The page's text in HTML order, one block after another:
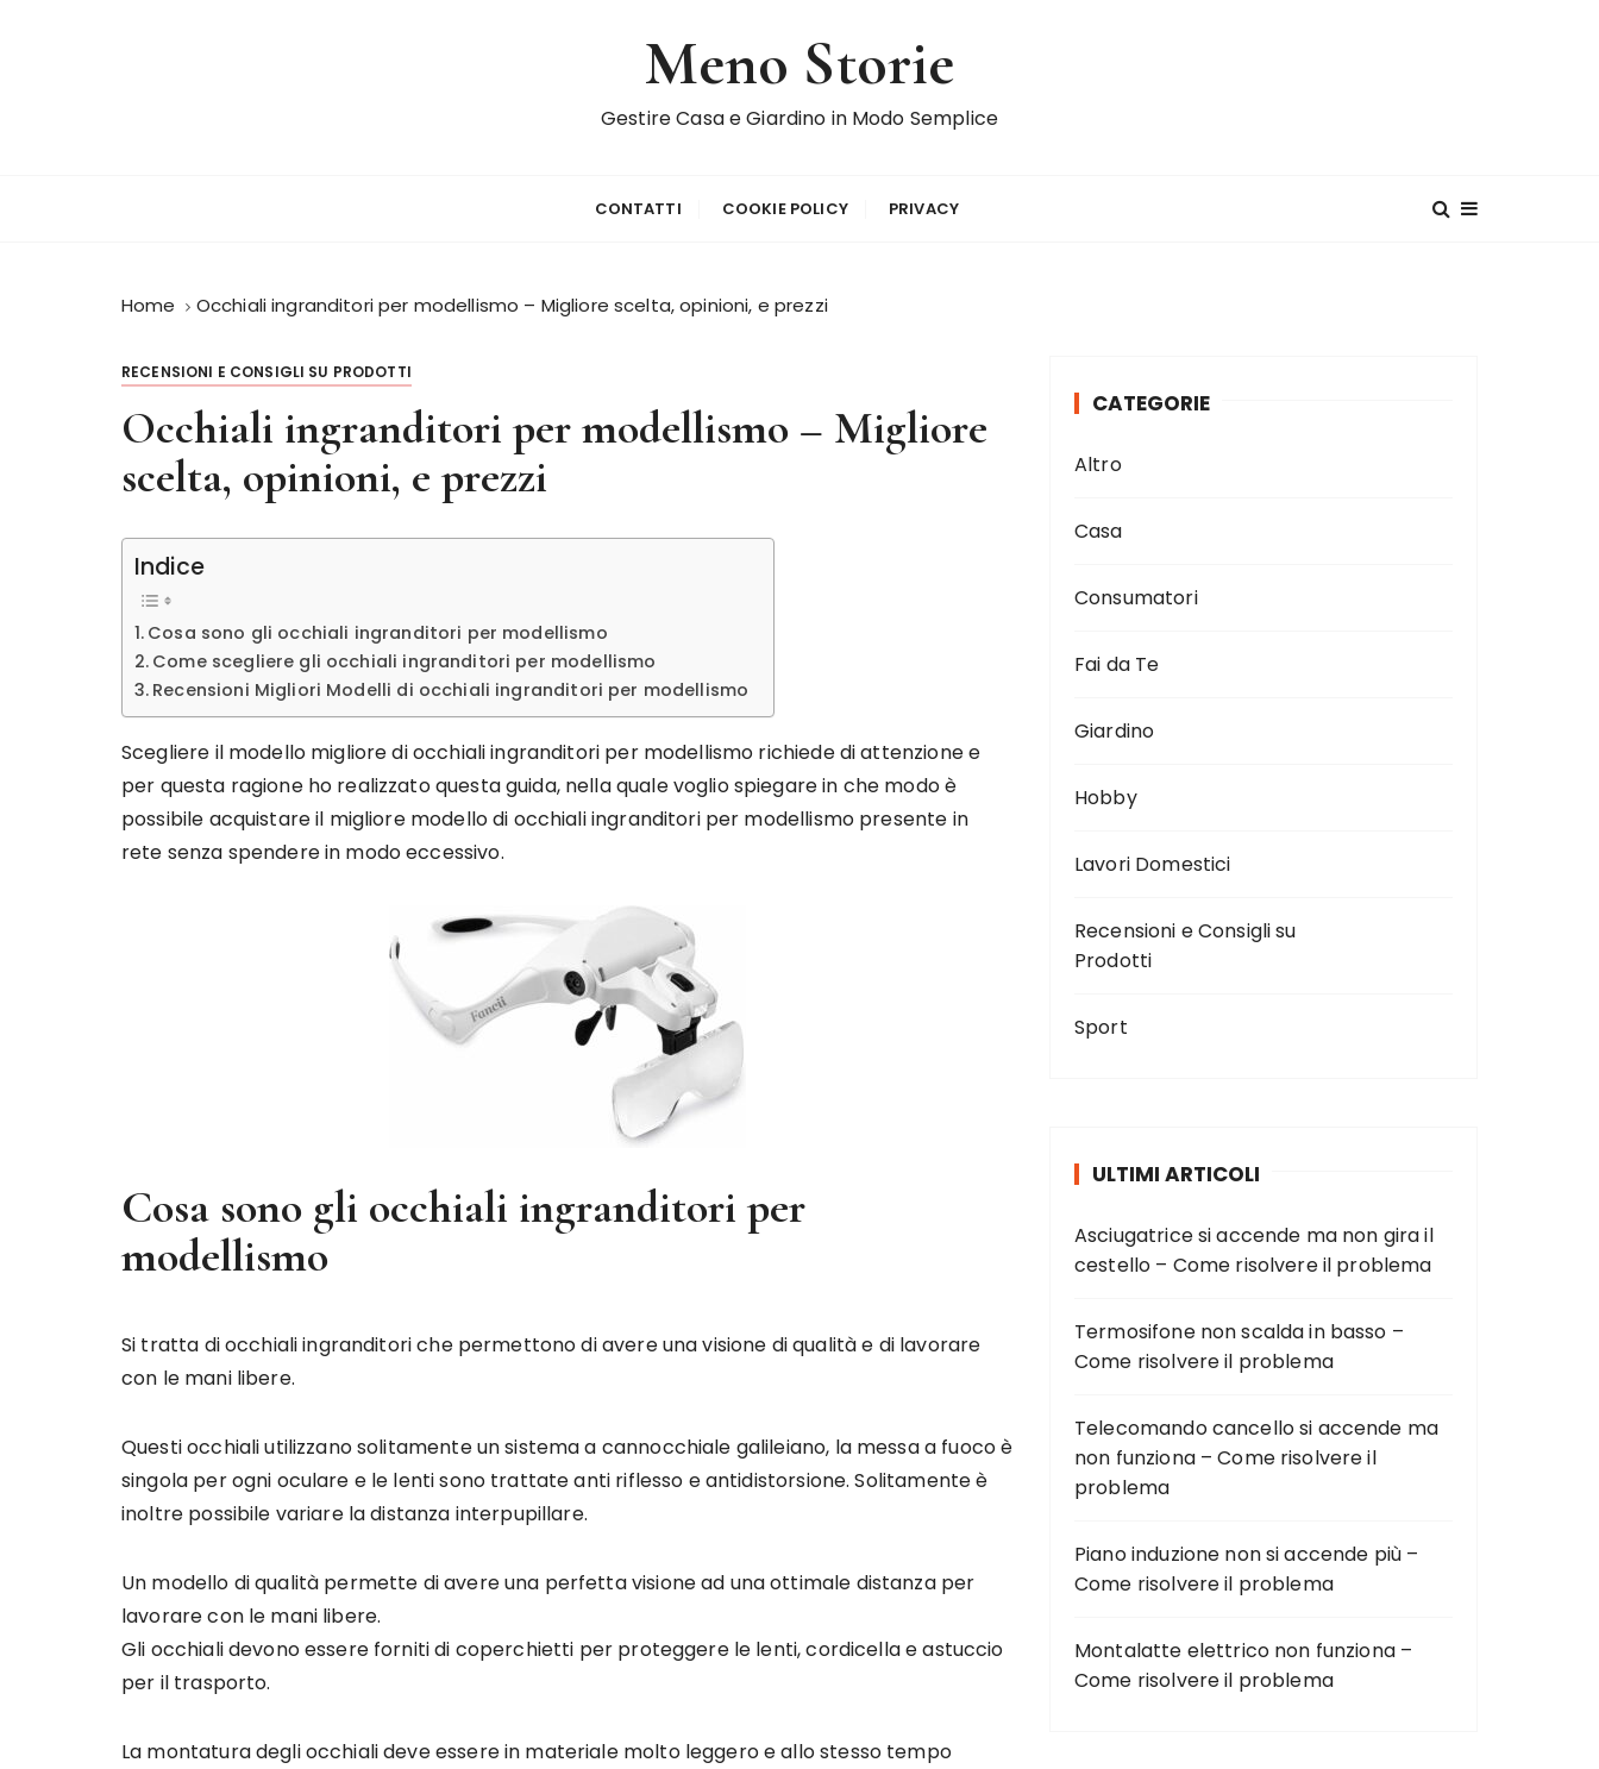
Meno Storie
Gestire Casa e Giardino in Modo Semplice
CONTATTI COOKIE POLICY PRIVACY
Home Occhiali ingranditori per modellismo – Migliore scelta, opinioni, e prezzi
RECENSIONI E CONSIGLI SU PRODOTTI
Occhiali ingranditori per modellismo – Migliore
scelta, opinioni, e prezzi
Indice
Cosa sono gli occhiali ingranditori per modellismo
Come scegliere gli occhiali ingranditori per modellismo
Recensioni Migliori Modelli di occhiali ingranditori per modellismo
Scegliere il modello migliore di occhiali ingranditori per modellismo richiede di attenzione e
per questa ragione ho realizzato questa guida, nella quale voglio spiegare in che modo è
possibile acquistare il migliore modello di occhiali ingranditori per modellismo presente in
rete senza spendere in modo eccessivo.
Cosa sono gli occhiali ingranditori per
modellismo
Si tratta di occhiali ingranditori che permettono di avere una visione di qualità e di lavorare
con le mani libere.
Questi occhiali utilizzano solitamente un sistema a cannocchiale galileiano, la messa a fuoco è
singola per ogni oculare e le lenti sono trattate anti riflesso e antidistorsione. Solitamente è
inoltre possibile variare la distanza interpupillare.
Un modello di qualità permette di avere una perfetta visione ad una ottimale distanza per
lavorare con le mani libere.
Gli occhiali devono essere forniti di coperchietti per proteggere le lenti, cordicella e astuccio
per il trasporto.
La montatura degli occhiali deve essere in materiale molto leggero e allo stesso tempo
CATEGORIE
Altro
Casa
Consumatori
Fai da Te
Giardino
Hobby
Lavori Domestici
Recensioni e Consigli su
Prodotti
Sport
ULTIMI ARTICOLI
Asciugatrice si accende ma non gira il
cestello – Come risolvere il problema
Termosifone non scalda in basso –
Come risolvere il problema
Telecomando cancello si accende ma
non funziona – Come risolvere il
problema
Piano induzione non si accende più –
Come risolvere il problema
Montalatte elettrico non funziona –
Come risolvere il problema